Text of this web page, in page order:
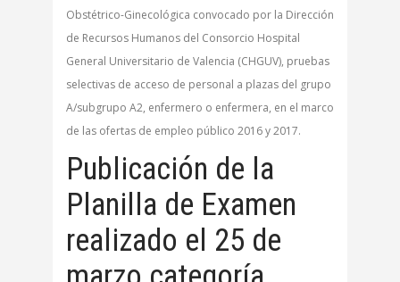
Obstétrico-Ginecológica convocado por la Dirección
de Recursos Humanos del Consorcio Hospital
General Universitario de Valencia (CHGUV), pruebas
selectivas de acceso de personal a plazas del grupo
A/subgrupo A2, enfermero o enfermera, en el marco
de las ofertas de empleo público 2016 y 2017.
Publicación de la
Planilla de Examen
realizado el 25 de